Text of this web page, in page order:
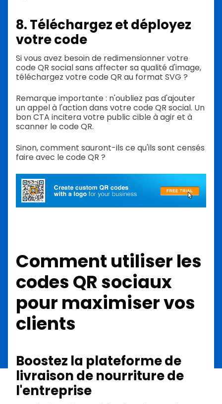
8. Téléchargez et déployez
votre code
Si vous avez besoin de redimensionner votre
code QR social sans affecter sa qualité d'image,
téléchargez votre code QR au format SVG ?
Remarque importante : n'oubliez pas d'ajouter
un appel à l'action dans votre code QR social. Un
bon CTA incitera votre public cible à agir et à
scanner le code QR.
Sinon, comment sauront-ils ce qu'ils sont censés
faire avec le code QR ?
Comment utiliser les
codes QR sociaux
pour maximiser vos
clients
Boostez la plateforme de
livraison de nourriture de
l'entreprise